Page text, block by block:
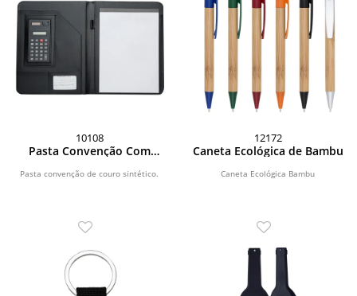
10108
Pasta Convenção Com
Pasta convenção de couro sintético.
12172
Caneta Ecológica de Bambu
Caneta Ecológica Bambu